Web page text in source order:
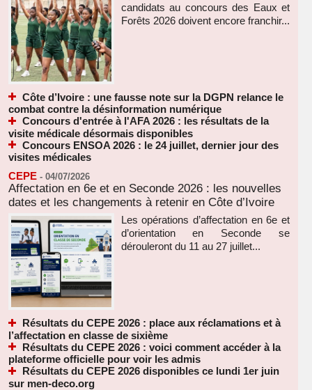
candidats au concours des Eaux et
Forêts 2026 doivent encore franchir...
Côte d’Ivoire : une fausse note sur la DGPN relance le
combat contre la désinformation numérique
Concours d'entrée à l'AFA 2026 : les résultats de la
visite médicale désormais disponibles
Concours ENSOA 2026 : le 24 juillet, dernier jour des
visites médicales
CEPE - 04/07/2026
Affectation en 6e et en Seconde 2026 : les nouvelles
dates et les changements à retenir en Côte d’Ivoire
Les opérations d’affectation en 6e et
d’orientation en Seconde se
dérouleront du 11 au 27 juillet...
Résultats du CEPE 2026 : place aux réclamations et à
l’affectation en classe de sixième
Résultats du CEPE 2026 : voici comment accéder à la
plateforme officielle pour voir les admis
Résultats du CEPE 2026 disponibles ce lundi 1er juin
sur men-deco.org